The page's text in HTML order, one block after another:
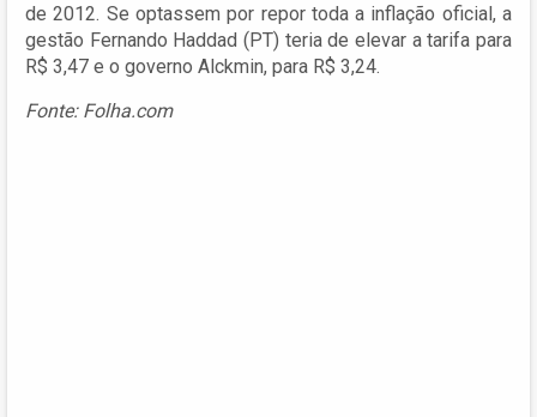
de 2012. Se optassem por repor toda a inflação oficial, a
gestão Fernando Haddad (PT) teria de elevar a tarifa para
R$ 3,47 e o governo Alckmin, para R$ 3,24.
Fonte: Folha.com